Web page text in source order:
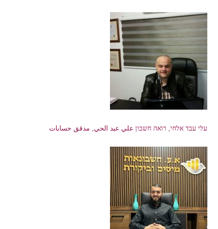
עלי עבד אלחי, רואה חשבון علي عبد الحي, مدقق حسابات